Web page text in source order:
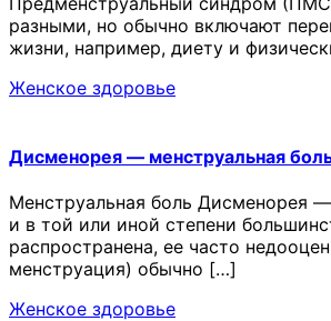
разными, но обычно включают
жизни, например, диету и
Женское здоровье
Дисменорея — менструальная
Менструальная боль Дисменорея
и в той или иной степени
распространена, ее часто
менструация) обычно […]
Женское здоровье